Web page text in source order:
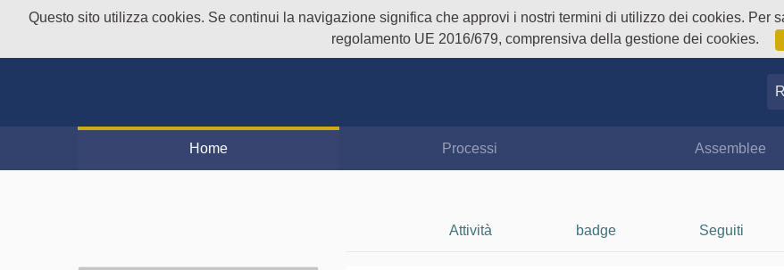
Questo sito utilizza cookies. Se continui la navigazione significa che approvi i nostri termini di utilizzo dei cookies. Per
regolamento UE 2016/679, comprensiva della gestione dei cookies.
Home Processi Assemblee
Attività badge Seguiti